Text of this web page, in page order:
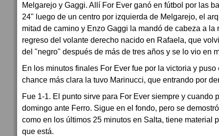
Melgarejo y Gaggi. Allí For Ever ganó en fútbol por las
24" luego de un centro por izquierda de Melgarejo, el
mitad de camino y Enzo Gaggi la mandó de cabeza a la
regreso del volante derecho nacido en Rafaela, que
del "negro" después de más de tres años y se lo vio en
En los minutos finales For Ever fue por la victoria y
chance más clara la tuvo Marinucci, que entrando por
Fue 1-1. El punto sirve para For Ever siempre y cuando
domingo ante Ferro. Sigue en el fondo, pero se
como en los últimos 25 minutos en Salta, tiene material
que está.